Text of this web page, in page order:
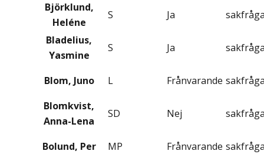
Björklund,
Heléne
S Ja
Bladelius,
Yasmine
S Ja
Blom, Juno L Frånvarande
Blomkvist,
Anna-Lena
SD Nej
Bolund, Per MP Frånvarande